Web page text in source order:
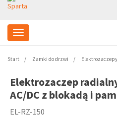
Start Zamki do drzwi
Elektrozaczep
AC/DC z blokadą i
EL-RZ-150